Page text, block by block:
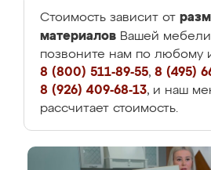
Стоимость зависит от
материалов Вашей
позвоните нам по любому
8 (800) 511-89-55, 8 (495)
8 (926) 409-68-13, и наш
рассчитает стоимость.